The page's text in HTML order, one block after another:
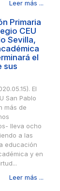
Leer más ...
Primaria
CEU
Sevilla,
el
sus
El
San Pablo
más de
lleva ocho
a las
educación
y en
Leer más ...